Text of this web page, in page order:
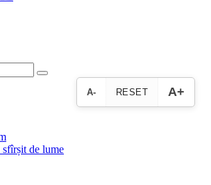
A- RESET A+
sfîrșit de lume